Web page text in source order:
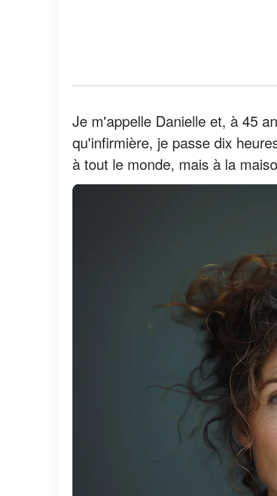
Je m'appelle Danielle et, à 45
qu'infirmière, je passe dix
à tout le monde, mais à la